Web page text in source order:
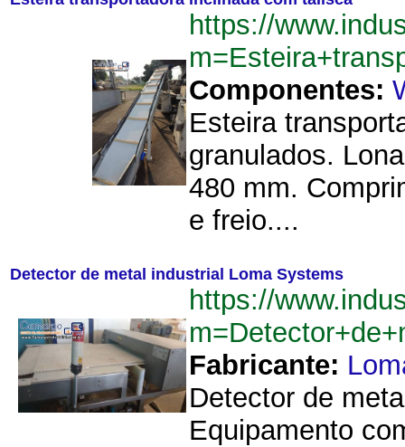
https://
Componentes:
Esteira
granulados.
480 mm.
e freio....
Detector de metal industrial Loma Systems
https://
Fabricante:
Detector de
Equipamento